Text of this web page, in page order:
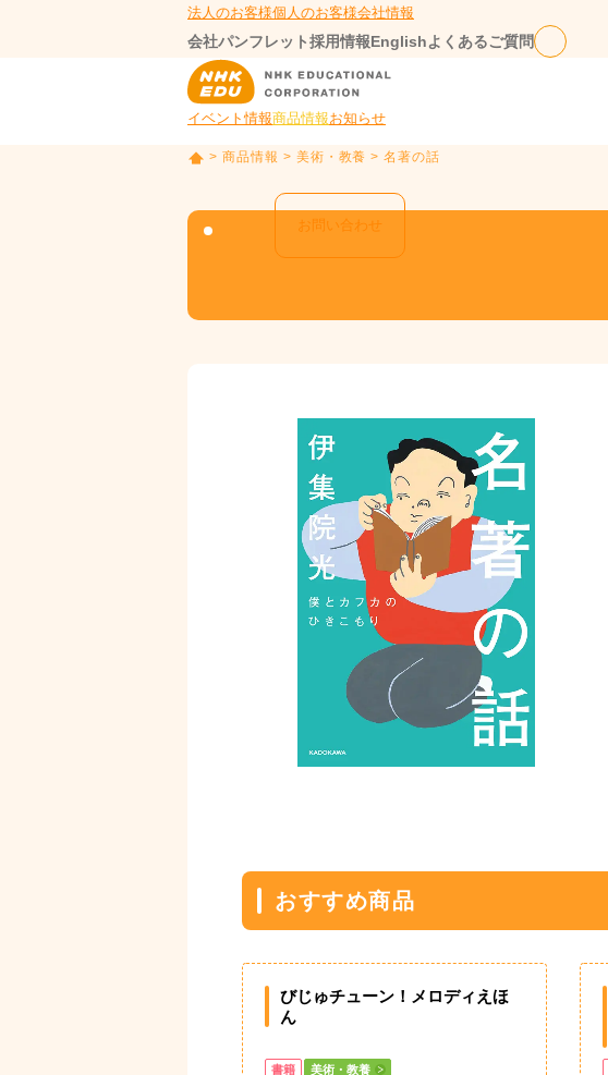
法人のお客様個人のお客様会社情報
会社パンフレット採用情報Englishよくあるご質問
イベント情報商品情報お知らせ
お問い合わせ
P
> 商品情報 > 美術・教養 > 名著の話
おすすめ商品
びじゅチューン！メロディえほ
ん
書籍 美術・教養